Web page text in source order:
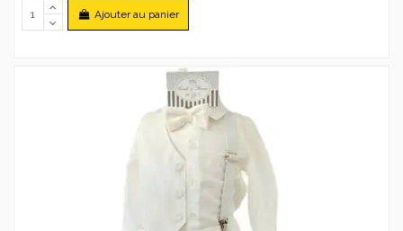
Ajouter au panier